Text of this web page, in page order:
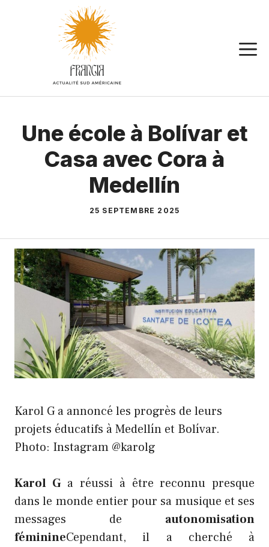
Une école à Bolívar et
Casa avec Cora à
Medellín
25 SEPTEMBRE 2025
Karol G a annoncé les progrès de leurs
projets éducatifs à Medellín et Bolívar.
Photo: Instagram @karolg
Karol Ga réussi à être reconnu presque
dans le monde entier pour sa musique et ses
messages de autonomisation
féminineCependant, il a cherché à